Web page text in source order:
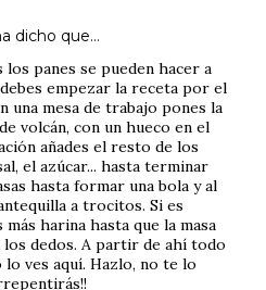
dicho que…
los panes se pueden hacer a
empezar la receta por el
una mesa de trabajo pones la
volcán, con un hueco en el
añades el resto de los
el azúcar... hasta terminar
hasta formar una bola y al
a trocitos. Si es
más harina hasta que la masa
los dedos. A partir de ahí todo
ves aquí. Hazlo, no te lo